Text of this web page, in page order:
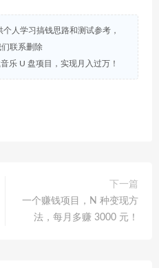
人学习搞钱思路和测试参考，
联系删除
乐 U 盘项目，实现月入过万！
下一篇
一个赚钱项目，N 种变现方
法，每月多赚 3000 元！